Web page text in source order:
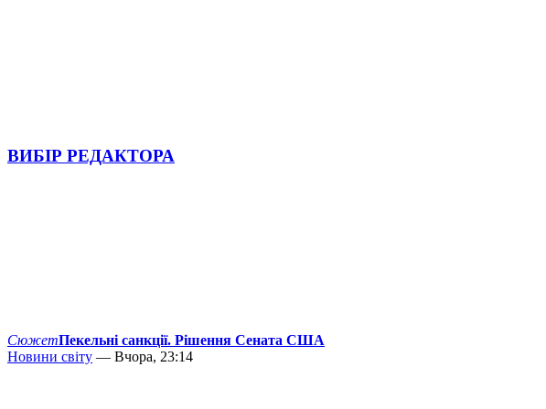
ВИБІР РЕДАКТОРА
СюжетПекельні санкції. Рішення Сената США
Новини світу — Вчора, 23:14